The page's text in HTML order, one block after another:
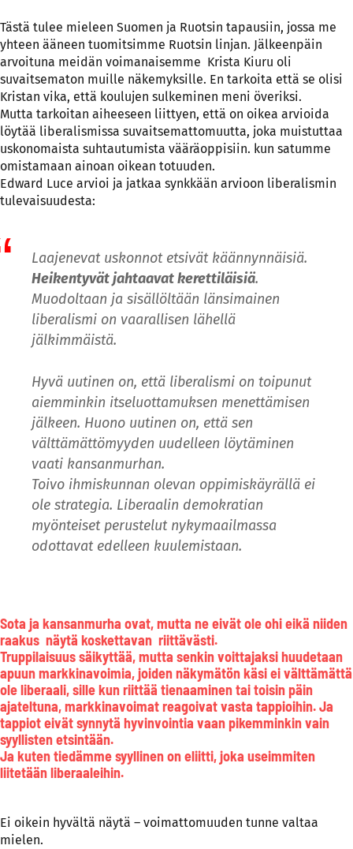
Tästä tulee mieleen Suomen ja Ruotsin tapausiin, jossa me
yhteen ääneen tuomitsimme Ruotsin linjan. Jälkeenpäin
arvoituna meidän voimanaisemme Krista Kiuru oli
suvaitsematon muille näkemyksille. En tarkoita että se olisi
Kristan vika, että koulujen sulkeminen meni överiksi.
Mutta tarkoitan aiheeseen liittyen, että on oikea arvioida
löytää liberalismissa suvaitsemattomuutta, joka muistuttaa
uskonomaista suhtautumista vääräoppisiin. kun satumme
omistamaan ainoan oikean totuuden.
Edward Luce arvioi ja jatkaa synkkään arvioon liberalismin
tulevaisuudesta:
Laajenevat uskonnot etsivät käännynnäisiä.
Heikentyvät jahtaavat kerettiläisiä.
Muodoltaan ja sisällöltään länsimainen
liberalismi on vaarallisen lähellä
jälkimmäistä.
Hyvä uutinen on, että liberalismi on toipunut
aiemminkin itseluottamuksen menettämisen
jälkeen. Huono uutinen on, että sen
välttämättömyyden uudelleen löytäminen
vaati kansanmurhan.
Toivo ihmiskunnan olevan oppimiskäyrällä ei
ole strategia. Liberaalin demokratian
myönteiset perustelut nykymaailmassa
odottavat edelleen kuulemistaan.
Sota ja kansanmurha ovat, mutta ne eivät ole ohi eikä niiden
raakus näytä koskettavan riittävästi.
Truppilaisuus säikyttää, mutta senkin voittajaksi huudetaan
apuun markkinavoimia, joiden näkymätön käsi ei välttämättä
ole liberaali, sille kun riittää tienaaminen tai toisin päin
ajateltuna, markkinavoimat reagoivat vasta tappioihin. Ja
tappiot eivät synnytä hyvinvointia vaan pikemminkin vain
syyllisten etsintään.
Ja kuten tiedämme syyllinen on eliitti, joka useimmiten
liitetään liberaaleihin.
Ei oikein hyvältä näytä – voimattomuuden tunne valtaa
mielen.